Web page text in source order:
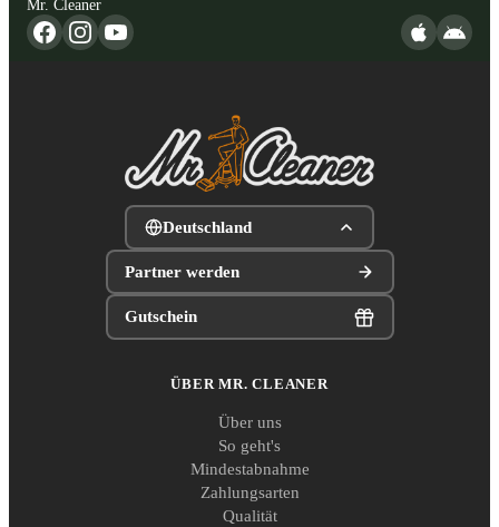
Mr. Cleaner
Deutschland
Partner werden
Gutschein
ÜBER MR. CLEANER
Über uns
So geht's
Mindestabnahme
Zahlungsarten
Qualität